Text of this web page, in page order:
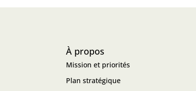
À propos
Mission et priorités
Plan stratégique